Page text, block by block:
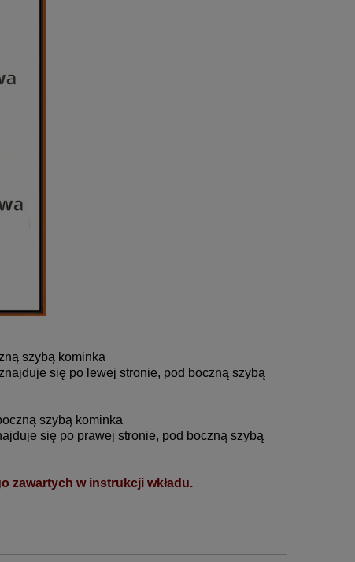
szybą kominka
się po lewej stronie, pod boczną szybą
szybą kominka
się po prawej stronie, pod boczną szybą
zawartych w instrukcji wkładu.